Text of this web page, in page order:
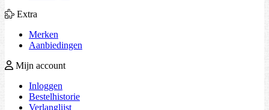
Extra
Merken
Aanbiedingen
Mijn account
Inloggen
Bestelhistorie
Verlanglijst